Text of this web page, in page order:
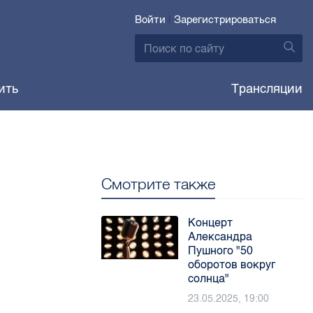
Войти | Зарегистрироваться
Трансляции
Смотрите также
Концерт
Александра
Пушного "50
оборотов вокруг
солнца"
23.05.2025, 19:00